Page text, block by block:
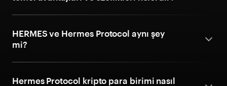
HERMES ve Hermes Protocol aynı şey
mi?
Hermes Protocol kripto para birimi nasıl